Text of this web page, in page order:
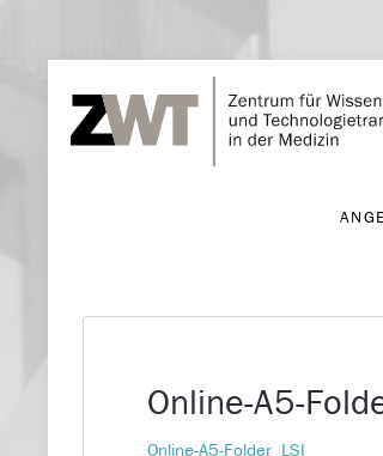
Online-A5-
Online-A5-Folder_LSI